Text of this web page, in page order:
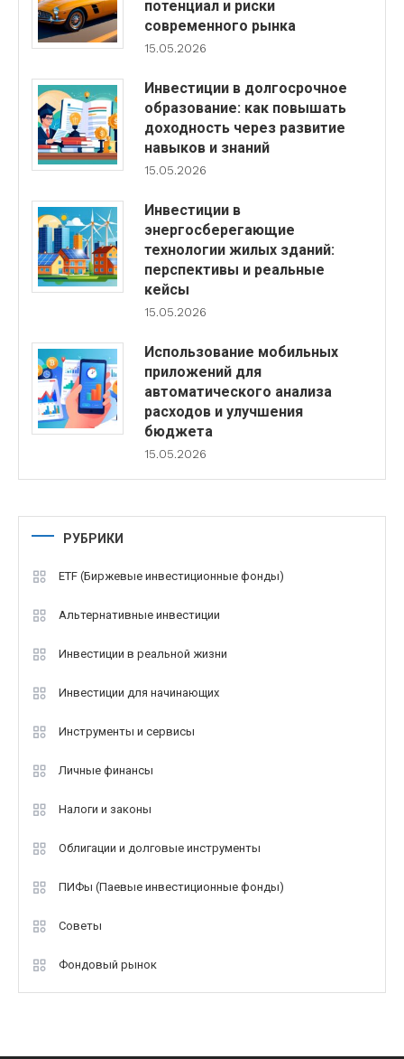
потенциал и риски
современного рынка
15.05.2026
Инвестиции в долгосрочное
образование: как повышать
доходность через развитие
навыков и знаний
15.05.2026
Инвестиции в
энергосберегающие
технологии жилых зданий:
перспективы и реальные
кейсы
15.05.2026
Использование мобильных
приложений для
автоматического анализа
расходов и улучшения
бюджета
15.05.2026
РУБРИКИ
ETF (Биржевые инвестиционные фонды)
Альтернативные инвестиции
Инвестиции в реальной жизни
Инвестиции для начинающих
Инструменты и сервисы
Личные финансы
Налоги и законы
Облигации и долговые инструменты
ПИФы (Паевые инвестиционные фонды)
Советы
Фондовый рынок